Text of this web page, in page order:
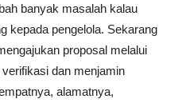
banyak masalah kalau
kepada pengelola. Sekarang
proposal melalui
dan menjamin
alamatnya,